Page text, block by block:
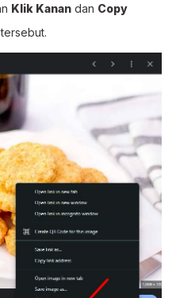
Klik Kanan dan Copy